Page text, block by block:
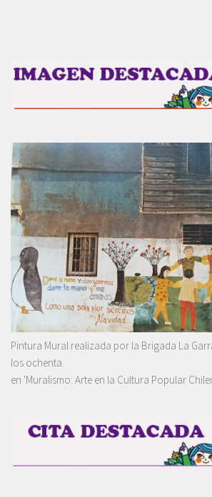
Pintura Mural realizada por la Brigada La
los ochenta.
en 'Muralismo: Arte en la Cultura Popular